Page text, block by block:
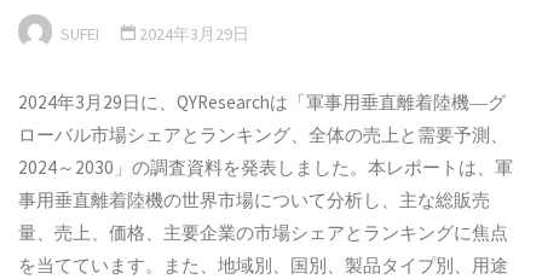
SUFEI 2024年3月29日
2024年3月29日に、QYResearchは「軍事用垂直離着陸機―グ
ローバル市場シェアとランキング、全体の売上と需要予測、
2024～2030」の調査資料を発表しました。本レポートは、軍
事用垂直離着陸機の世界市場について分析し、主な総販売
量、売上、価格、主要企業の市場シェアとランキングに焦点
を当てています。また、地域別、国別、製品タイプ別、用途